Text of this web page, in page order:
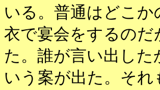
いる。普通はどこ
衣で宴会をするの
た。誰が言い出し
いう案が出た。そ